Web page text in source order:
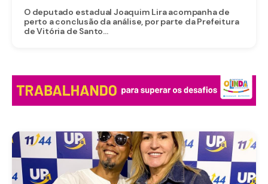
O deputado estadual Joaquim Lira acompanha de
perto a conclusão da análise, por parte da Prefeitura
de Vitória de Santo...